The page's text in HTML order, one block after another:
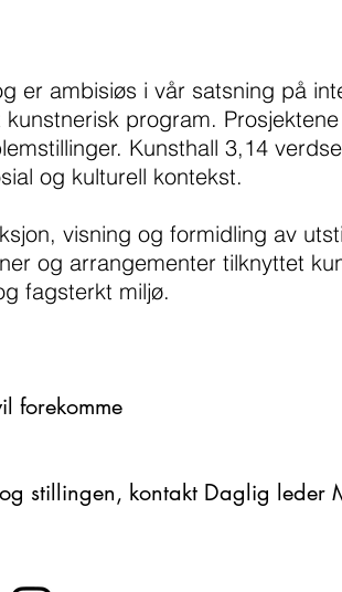
er ambisiøs i vår satsning på
program.
Kunsthall 3,14
og kulturell kontekst.
visning og formidling av
og arrangementer tilknyttet
fagsterkt miljø.
forekomme
stillingen, kontakt Daglig leder